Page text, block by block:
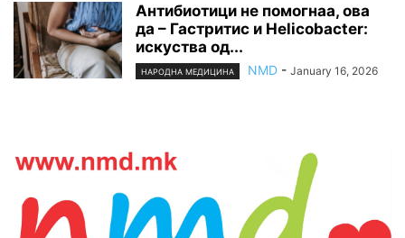
Антибиотици не помогнаа, ова
да – Гастритис и Helicobacter:
искуства од...
НАРОДНА МЕДИЦИНА NMD - January 16, 2026